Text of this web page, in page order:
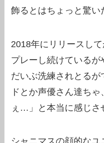
飾るとはちょっと驚い
2018年にリリースし
プレーし続けている
だいぶ洗練されとる
ドとか声優さん達ち
ぇ…」と本当に感じさ